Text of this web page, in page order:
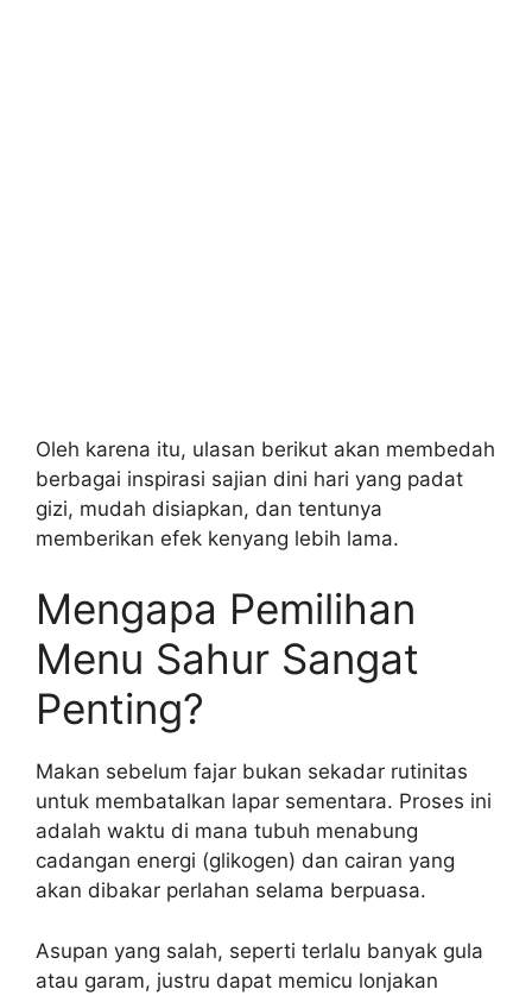
Oleh karena itu, ulasan berikut akan membedah
berbagai inspirasi sajian dini hari yang padat
gizi, mudah disiapkan, dan tentunya
memberikan efek kenyang lebih lama.
Mengapa Pemilihan
Menu Sahur Sangat
Penting?
Makan sebelum fajar bukan sekadar rutinitas
untuk membatalkan lapar sementara. Proses ini
adalah waktu di mana tubuh menabung
cadangan energi (glikogen) dan cairan yang
akan dibakar perlahan selama berpuasa.
Asupan yang salah, seperti terlalu banyak gula
atau garam, justru dapat memicu lonjakan